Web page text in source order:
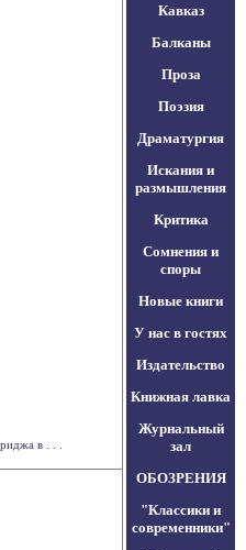
в . . .
Кавказ
Балканы
Проза
Поэзия
Драматургия
Искания и
размышления
Критика
Сомнения и
споры
Новые книги
У нас в гостях
Издательство
Книжная лавка
Журнальный
зал
ОБОЗРЕНИЯ
"Классики и
современники"